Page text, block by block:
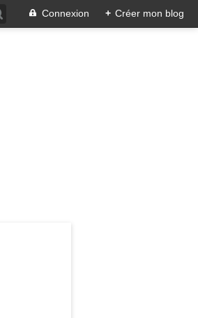
Connexion + Créer mon blog